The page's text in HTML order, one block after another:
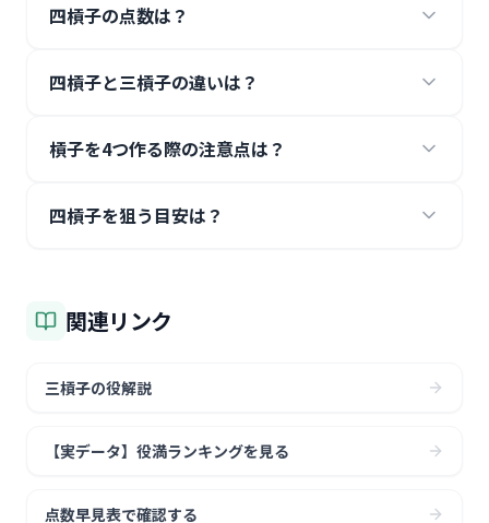
四槓子の点数は？
四槓子と三槓子の違いは？
槓子を4つ作る際の注意点は？
四槓子を狙う目安は？
関連リンク
三槓子の役解説
【実データ】役満ランキングを見る
点数早見表で確認する